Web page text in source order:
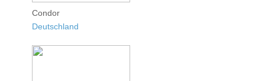
Condor
Deutschland